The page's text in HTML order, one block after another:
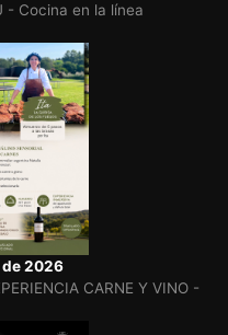
- Cocina en la línea
2026
CARNE Y VINO -